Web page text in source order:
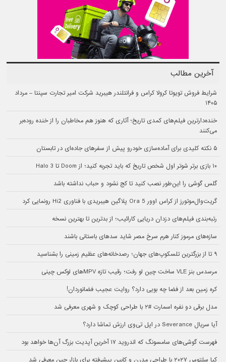
آخرین مطالب
شرایط فروش تویوتا کرولا کراس و فرانتلندر هیبرید شرکت امیر تجارت سپنتا – مرداد
۱۴۰۵
خنده‌دارترین فیلم‌های کمدی تاریخ؛ آثاری که هنوز هم مخاطبان را از خنده روده‌بر
می‌کنند
۵ نکته کلیدی برای آماده‌سازی خودرو پیش از سفرهای جاده‌ای در تابستان
۱۰ بازی برتر شوتر اول شخص تاریخ که باید تجربه کنید؛ از Doom تا Halo 3
گلس گوشی را این‌طور نصب کنید تا کج نشود و حباب نداشته باشد
گریت‌وال‌موتورز از کراس اوور Ora 5 پلاگین هیبریدی با فناوری Hi2 رونمایی کرد
رتبه‌بندی فیلم‌های دزدان دریایی کارائیب؛ از بدترین تا بهترین نسخه
سازه‌های مرموز کنار هرم سرخ مصر شاید سدهای باستانی باشند
۹ تا از بزرگترین تلسکوپ‌های جهان؛ رصدخانه‌های عظیم زمینی را بشناسید
مرسدس بنز VLE ساخت چین لو رفت؛ رقیب تازه MPVهای لوکس چینی
کره زمین بعد از فضا چه بویی دارد؟ روایت عجیب فضانوردان!
مدل برقی دو نفره اسمارت #۲ با طراحی کوچک و شهری معرفی شد
آیا سریال Severance در اپل تی‌وی ارزش تماشا دارد؟
فهرست گوشی‌های سامسونگ که اندروید ۱۷ آخرین آپدیت بزرگ آن‌ها خواهد بود
کیا سلتوس ۲۰۲۷ با طراحی مدرن و کابین پیشرفته برای بازار چین معرفی شد